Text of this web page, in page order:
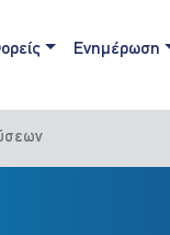
Ενημέρωση